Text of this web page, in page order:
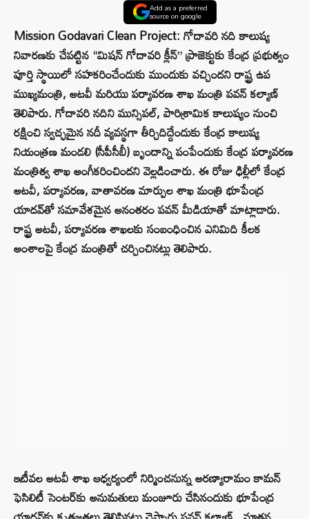
Add as a preferred
source on google
Mission Godavari Clean Project: గోదావరి నది కాలుష్య
నివారణకు చేపట్టిన “మిషన్ గోదావరి క్లీన్” ప్రాజెక్టుకు కేంద్ర ప్రభుత్వం
పూర్తి స్థాయిలో సహకరించేందుకు ముందుకు వచ్చిందని రాష్ట్ర ఉప
ముఖ్యమంత్రి, అటవీ మరియు పర్యావరణ శాఖ మంత్రి పవన్ కల్యాణ్‌
తెలిపారు. గోదావరి నదిని మున్సిపల్, పారిశ్రామిక కాలుష్యం నుంచి
రక్షించి స్వచ్ఛమైన నదీ వ్యవస్థగా తీర్చిదిద్దేందుకు కేంద్ర కాలుష్య
నియంత్రణ మండలి (సీపీసీబీ) బృందాన్ని పంపేందుకు కేంద్ర పర్యావరణ
మంత్రిత్వ శాఖ అంగీకరించిందని వెల్లడించారు. ఈ రోజు ఢిల్లీలో కేంద్ర
అటవీ, పర్యావరణ, వాతావరణ మార్పుల శాఖ మంత్రి భూపేంద్ర
యాదవ్‌తో సమావేశమైన అనంతరం పవన్ మీడియాతో మాట్లాడారు.
రాష్ట్ర అటవీ, పర్యావరణ శాఖలకు సంబంధించిన ఎనిమిది కీలక
అంశాలపై కేంద్ర మంత్రితో చర్చించినట్లు తెలిపారు.
ఇటీవల అటవీ శాఖ ఆధ్వర్యంలో నిర్మించనున్న అరణ్యారామం కామన్
ఫెసిలిటీ సెంటర్‌కు అనుమతులు మంజూరు చేసినందుకు భూపేంద్ర